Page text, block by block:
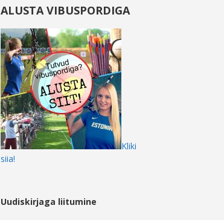
ALUSTA VIBUSPORDIGA
Kliki
siia!
Uudiskirjaga liitumine